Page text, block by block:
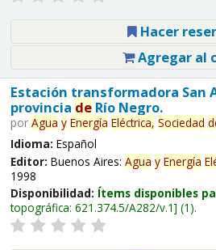
Hacer
Agregar al
Estación transformadora San
provincia deRío Negro.
por Agua y Energía Eléctrica, Sociedad
Idioma: Español
Editor: Buenos Aires: Agua y Energía
1998
Disponibilidad: Ítems disponibles
topográfica: 621.374.5/A282/v.1 (1).